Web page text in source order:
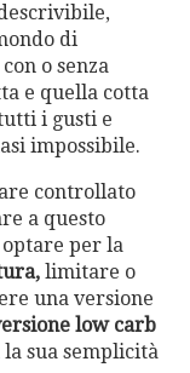
di
o senza
e quella cotta
i gusti e
impossibile.
controllato
a questo
optare per la
limitare o
una versione
low carb
sua semplicità